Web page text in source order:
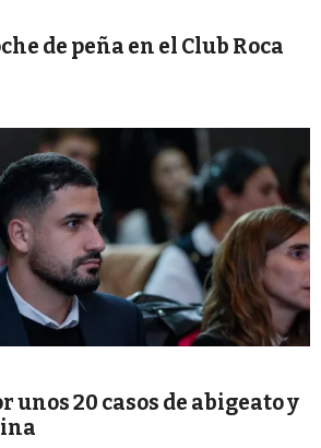
de peña en el Club Roca
unos 20 casos de abigeato y